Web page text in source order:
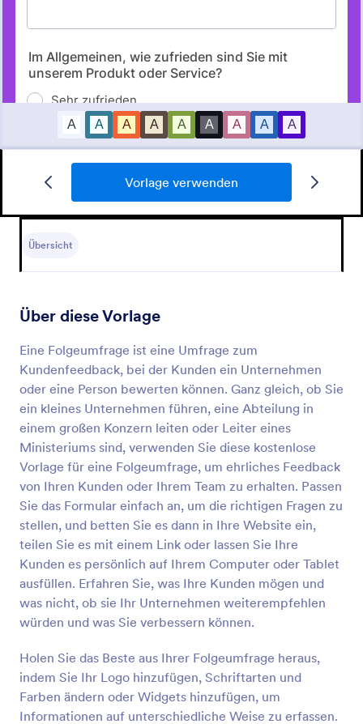
Vorlage verwenden
Übersicht
Über diese Vorlage
Eine Folgeumfrage ist eine Umfrage zum
Kundenfeedback, bei der Kunden ein Unternehmen
oder eine Person bewerten können. Ganz gleich, ob Sie
ein kleines Unternehmen führen, eine Abteilung in
einem großen Konzern leiten oder Leiter eines
Ministeriums sind, verwenden Sie diese kostenlose
Vorlage für eine Folgeumfrage, um ehrliches Feedback
von Ihren Kunden oder Ihrem Team zu erhalten. Passen
Sie das Formular einfach an, um die richtigen Fragen zu
stellen, und betten Sie es dann in Ihre Website ein,
teilen Sie es mit einem Link oder lassen Sie Ihre
Kunden es persönlich auf Ihrem Computer oder Tablet
ausfüllen. Erfahren Sie, was Ihre Kunden mögen und
was nicht, ob sie Ihr Unternehmen weiterempfehlen
würden und was Sie verbessern können.
Holen Sie das Beste aus Ihrer Folgeumfrage heraus,
indem Sie Ihr Logo hinzufügen, Schriftarten und
Farben ändern oder Widgets hinzufügen, um
Informationen auf unterschiedliche Weise zu erfassen.
Umfrage Soziale Medien Vorlage
Vorschau